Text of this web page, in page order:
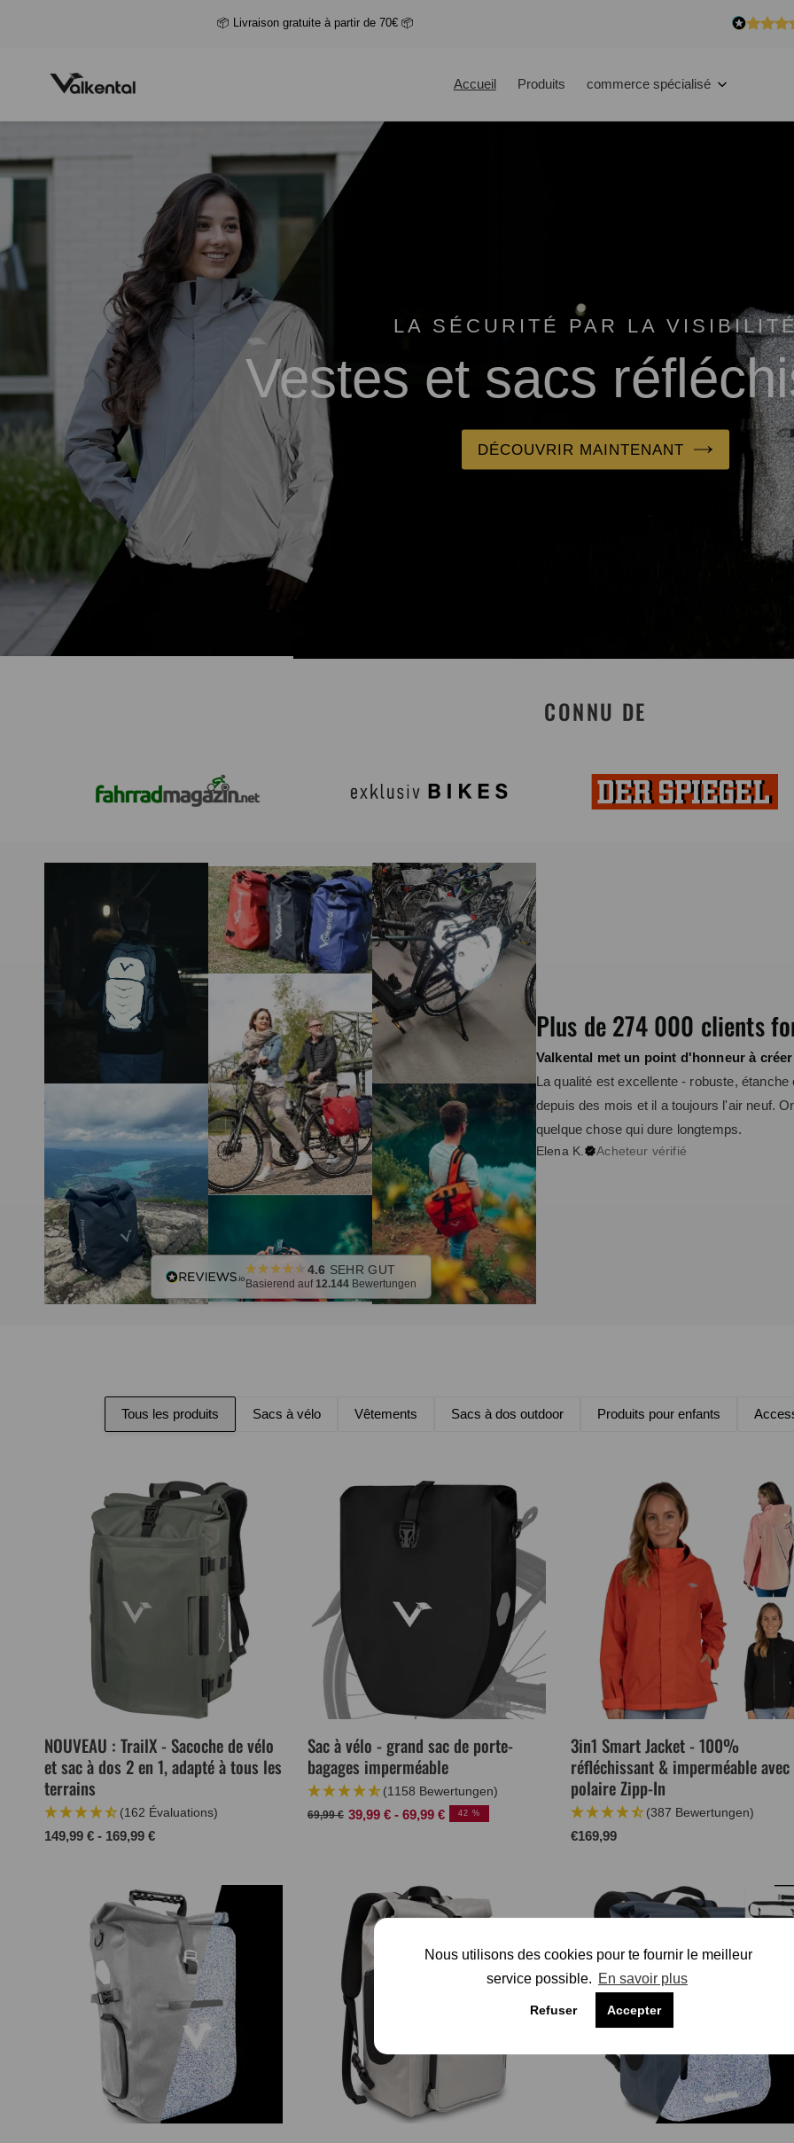
📦 Livraison gratuite à partir de 70€ 📦
Accueil Produits commerce spécialisé
LA SÉCURITÉ PAR LA
Vestes et sacs
DÉCOUVRIR MAINTENANT
CONNU DE
Plus de 274 000 clients
Valkental met un point d'honneur à
La qualité est excellente - robuste,
depuis des mois et il a toujours l'air neuf.
quelque chose qui dure longtemps.
Elena K. Acheteur vérifié
4.6 SEHR GUT
Basierend auf 12.144Bewertungen
Tous les produits Sacs à vélo Vêtements Sacs à dos outdoor Produits pour enfants
NOUVEAU : TrailX - Sacoche de vélo
et sac à dos 2 en 1, adapté à tous les
terrains
(162 Évaluations)
Prix
149,99 € - 169,99 €
Sac à vélo - grand sac de porte-
bagages imperméable
(1158 Bewertungen)
Prix
69,99 €
Prix
39,99 € - 69,99 € 42 %
3in1 Smart Jacket - 100%
réfléchissant & imperméable avec
polaire Zipp-In
(387 Bewertungen)
Prix
€169,99
Nous utilisons des cookies pour te fournir le meilleur
service possible. En savoir plus
Refuser Accepter